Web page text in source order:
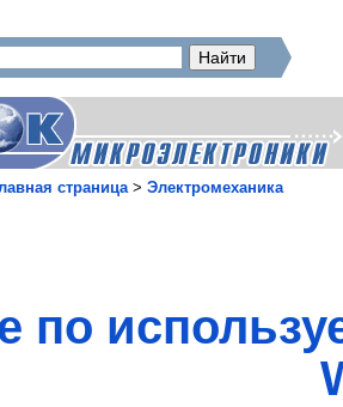
страница> Электромеханика
по